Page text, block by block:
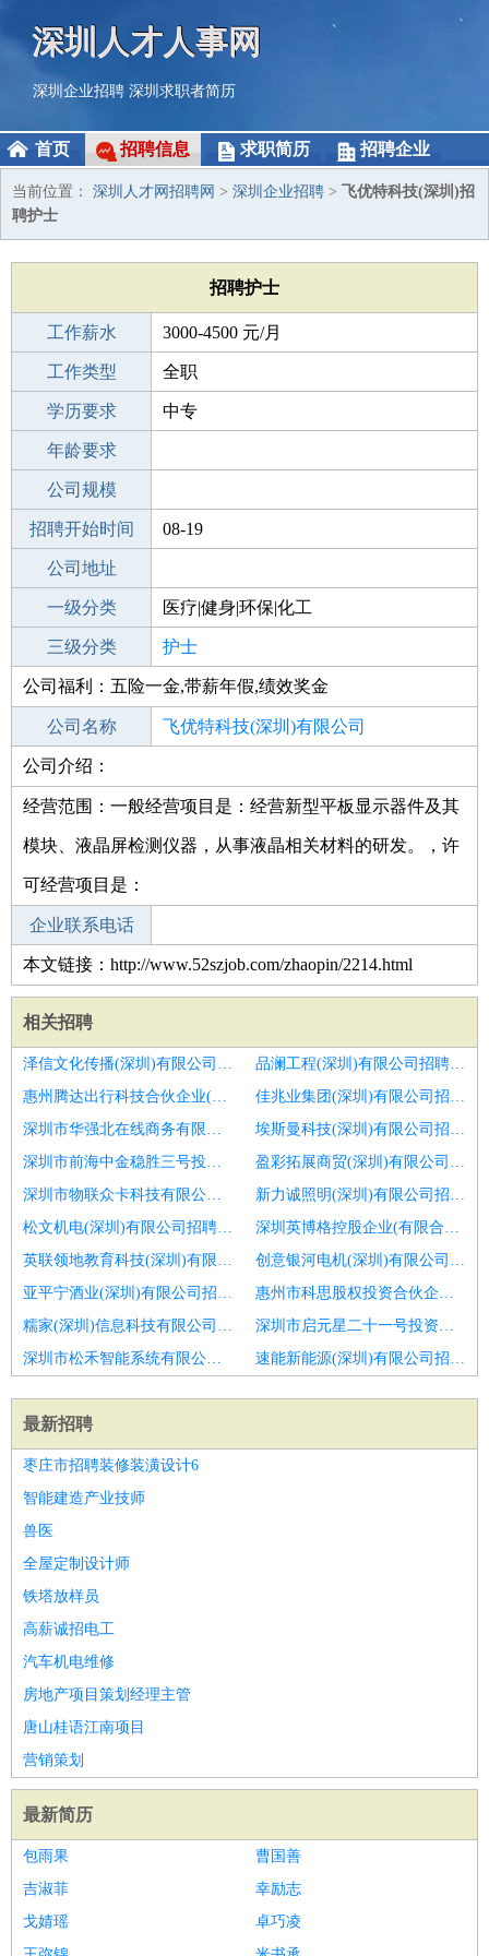
深圳人才人事网
深圳企业招聘 深圳求职者简历
首页 招聘信息 求职简历 招聘企业
当前位置： 深圳人才网招聘网 > 深圳企业招聘 >
飞优特科技(深圳)招
聘护士
招聘护士
工作薪水 3000-4500 元/月
招聘人数 1人
工作类型 全职
性别要求 -
学历要求 中专
工作经验
年龄要求
工作地点
公司规模
公司电话
招聘开始时间 08-19
招聘结束时间
公司地址
一级分类 医疗|健身|环保|化工
二级分类 医疗/护理
三级分类 护士
其他行业 制药/生物工程/医护
公司福利：五险一金,带薪年假,绩效奖金
公司名称 飞优特科技(深圳)有限公司
公司类型
公司介绍：
经营范围：一般经营项目是：经营新型平板显示器件及其
模块、液晶屏检测仪器，从事液晶相关材料的研发。，许
可经营项目是：
企业联系电话
本文链接：http://www.52szjob.com/zhaopin/2214.html
相关招聘
泽信文化传播(深圳)有限公司招聘护士
品澜工程(深圳)有限公司招聘口腔护士,护士长
惠州腾达出行科技合伙企业(有限合伙)招聘口腔护士
佳兆业集团(深圳)有限公司招聘护士长
深圳市华强北在线商务有限公司招聘护士
埃斯曼科技(深圳)有限公司招聘护士
深圳市前海中金稳胜三号投资企业(有限合伙)招聘护理,口腔护士,护士长
盈彩拓展商贸(深圳)有限公司招聘护士
深圳市物联众卡科技有限公司招聘妇科护士
新力诚照明(深圳)有限公司招聘护士
松文机电(深圳)有限公司招聘口腔护士
深圳英博格控股企业(有限合伙)招聘执业护士
英联领地教育科技(深圳)有限公司招聘诚聘口腔护士长
创意银河电机(深圳)有限公司招聘护士
亚平宁酒业(深圳)有限公司招聘内科护士
惠州市科思股权投资合伙企业(有限合伙)招聘护士
糯家(深圳)信息科技有限公司招聘体检中心护士
深圳市启元星二十一号投资企业(有限合伙)招聘华瑞口腔三全路店招聘护士
深圳市松禾智能系统有限公司招聘护士
速能新能源(深圳)有限公司招聘护士
最新招聘
枣庄市招聘装修装潢设计6
智能建造产业技师
兽医
全屋定制设计师
铁塔放样员
高薪诚招电工
汽车机电维修
房地产项目策划经理主管
唐山桂语江南项目
营销策划
最新简历
包雨果
曹国善
吉淑菲
幸励志
戈婧瑶
卓巧凌